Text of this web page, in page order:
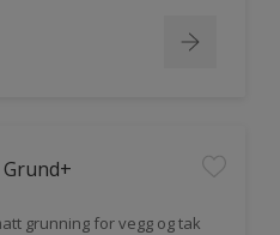
grunning for vegg og tak